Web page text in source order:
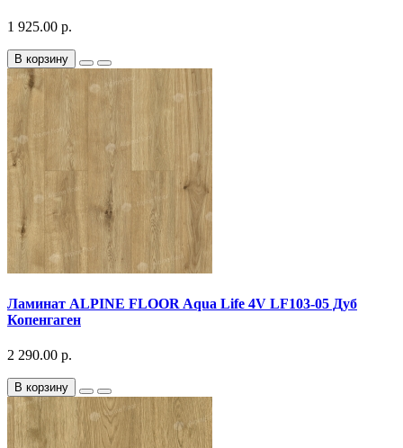
1 925.00 р.
В корзину
Ламинат ALPINE FLOOR Aqua Life 4V LF103-05 Дуб
Копенгаген
2 290.00 р.
В корзину